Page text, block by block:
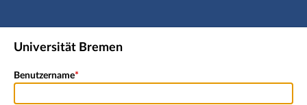
Hauptnavigation
Shibboleth Login
Universität Bremen
Benutzername